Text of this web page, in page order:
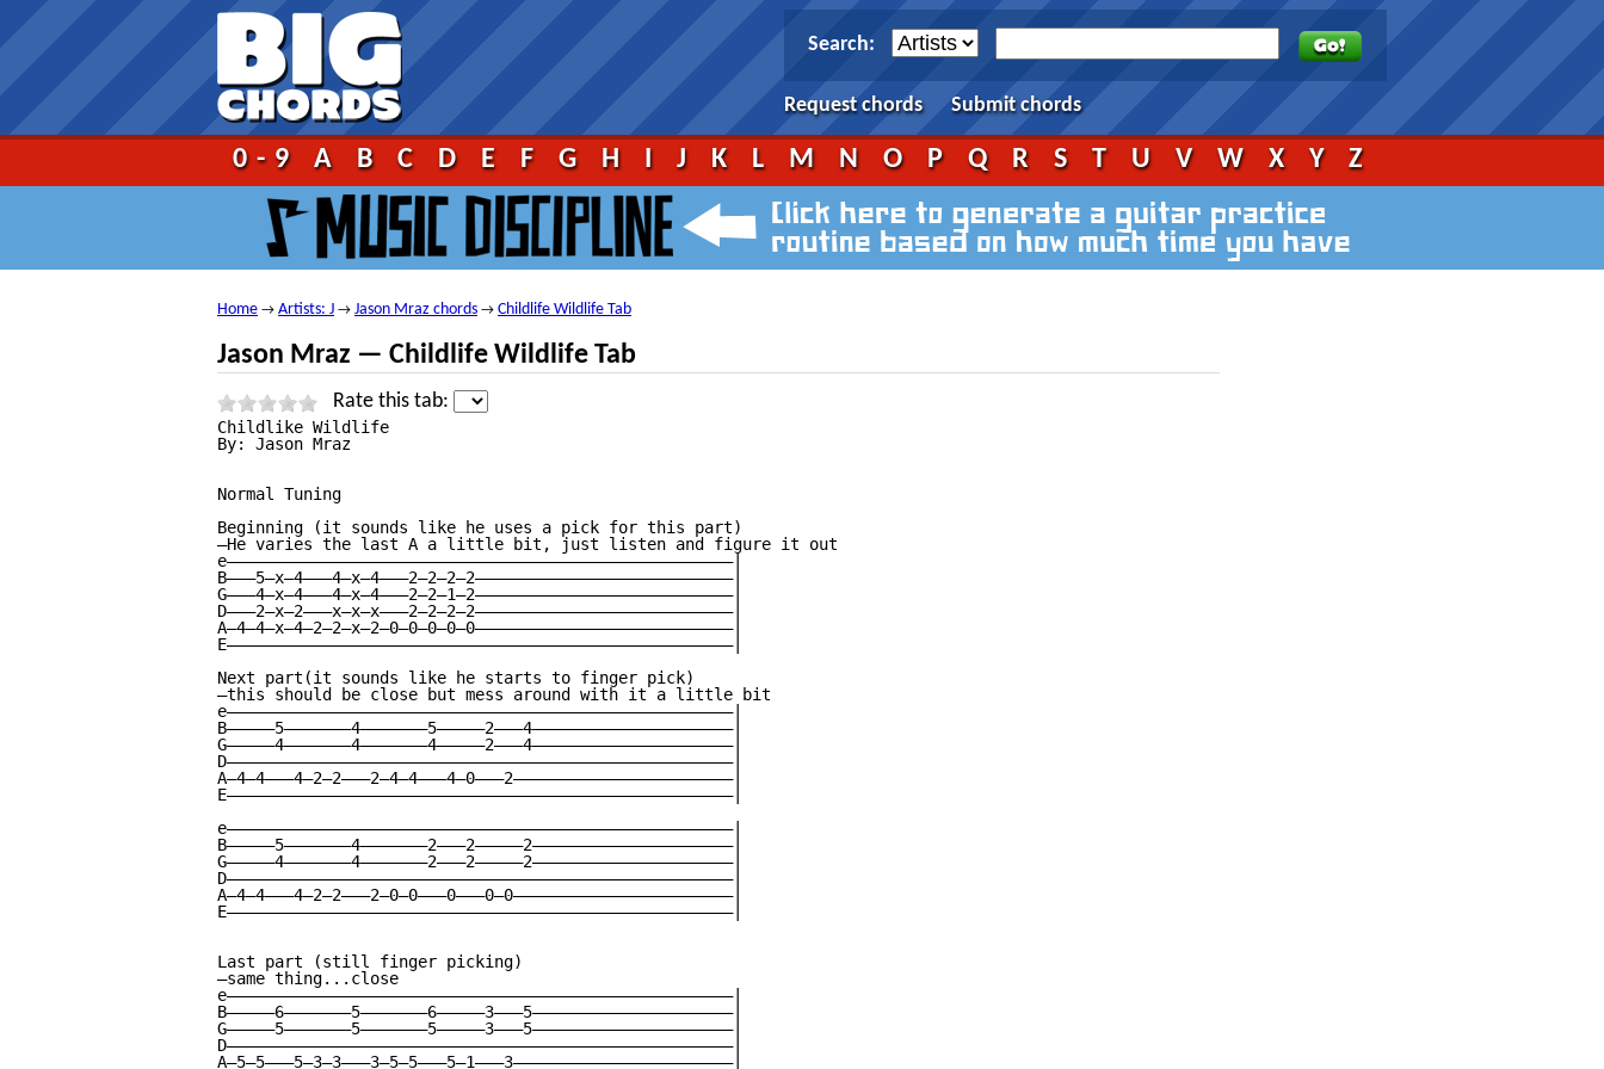
Search:
Request chords Submit chords
0-9 A B C D E F G H I J K L M N O P Q R S T U V W X Y Z
Home → Artists: J → Jason Mraz chords → Childlife Wildlife Tab
Jason Mraz — Childlife Wildlife Tab
Rate this tab:
Childlike Wildlife
By: Jason Mraz
Normal Tuning
Beginning (it sounds like he uses a pick for this part)
—He varies the last A a little bit, just listen and figure it out
e—————————————————————————————————————————————————————|
B———5—x—4———4—x—4———2—2—2—2———————————————————————————|
G———4—x—4———4—x—4———2—2—1—2———————————————————————————|
D———2—x—2———x—x—x———2—2—2—2———————————————————————————|
A—4—4—x—4—2—2—x—2—0—0—0—0—0———————————————————————————|
E—————————————————————————————————————————————————————|
Next part(it sounds like he starts to finger pick)
—this should be close but mess around with it a little bit
e—————————————————————————————————————————————————————|
B—————5———————4———————5—————2———4—————————————————————|
G—————4———————4———————4—————2———4—————————————————————|
D—————————————————————————————————————————————————————|
A—4—4———4—2—2———2—4—4———4—0———2———————————————————————|
E—————————————————————————————————————————————————————|
e—————————————————————————————————————————————————————|
B—————5———————4———————2———2—————2—————————————————————|
G—————4———————4———————2———2—————2—————————————————————|
D—————————————————————————————————————————————————————|
A—4—4———4—2—2———2—0—0———0———0—0———————————————————————|
E—————————————————————————————————————————————————————|
Last part (still finger picking)
—same thing...close
e—————————————————————————————————————————————————————|
B—————6———————5———————6—————3———5—————————————————————|
G—————5———————5———————5—————3———5—————————————————————|
D—————————————————————————————————————————————————————|
A—5—5———5—3—3———3—5—5———5—1———3———————————————————————|